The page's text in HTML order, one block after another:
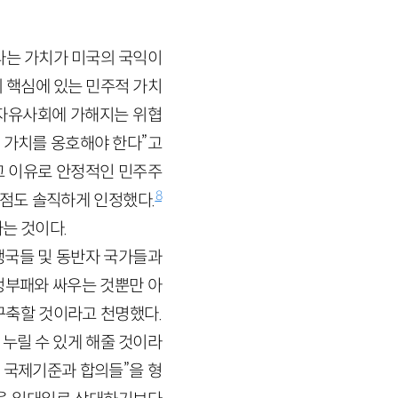
가치가 미국의 국익이
핵심에 있는 민주적 가치
유사회에 가해지는 위협
치를 옹호해야 한다”고
이유로 안정적인 민주주
도 솔직하게 인정했다.8
것이다.
국들 및 동반자 국가들과
패와 싸우는 것뿐만 아
할 것이라고 천명했다.
릴 수 있게 해줄 것이라
제기준과 합의들”을 형